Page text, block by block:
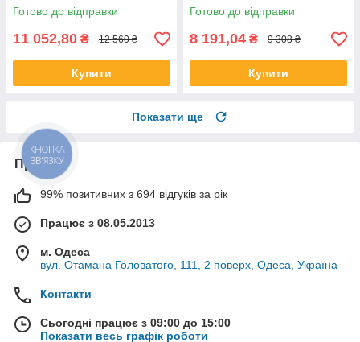
Готово до відправки
11 052,80 ₴ 12 560 ₴
Купити
Готово до відправки
8 191,04 ₴ 9 308 ₴
Купити
Показати ще
Про нас
99% позитивних з 694 відгуків за рік
Працює з 08.05.2013
м. Одеса
вул. Отамана Головатого, 111, 2 поверх, Одеса, Україна
Контакти
Сьогодні працює з 09:00 до 15:00
Показати весь графік роботи
КНОПКА
ЗВ'ЯЗКУ